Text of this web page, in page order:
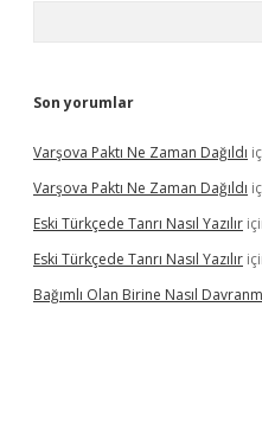
Son yorumlar
Varşova Paktı Ne Zaman Dağıldı
Varşova Paktı Ne Zaman Dağıldı
Eski Türkçede Tanrı Nasıl Yazılır
Eski Türkçede Tanrı Nasıl Yazılır
Bağımlı Olan Birine Nasıl